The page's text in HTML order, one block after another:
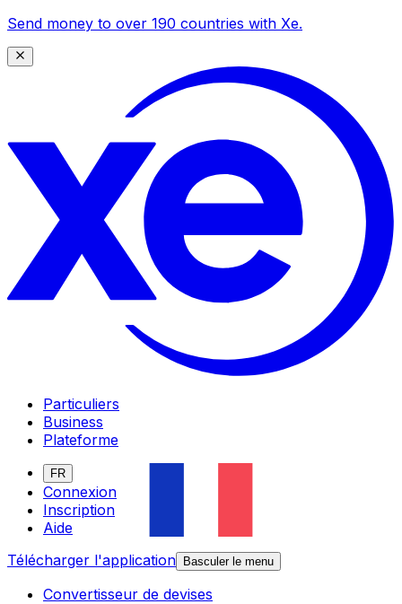
Send money to over 190 countries with Xe.
Particuliers
Business
Plateforme
FR
Connexion
Inscription
Aide
Télécharger l'application
Basculer le menu
Convertisseur de devises